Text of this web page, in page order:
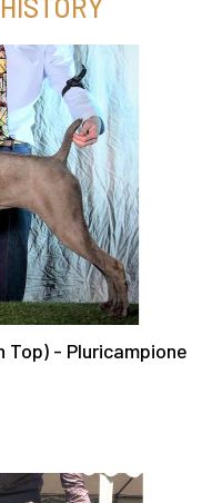
Top) - Pluricampione